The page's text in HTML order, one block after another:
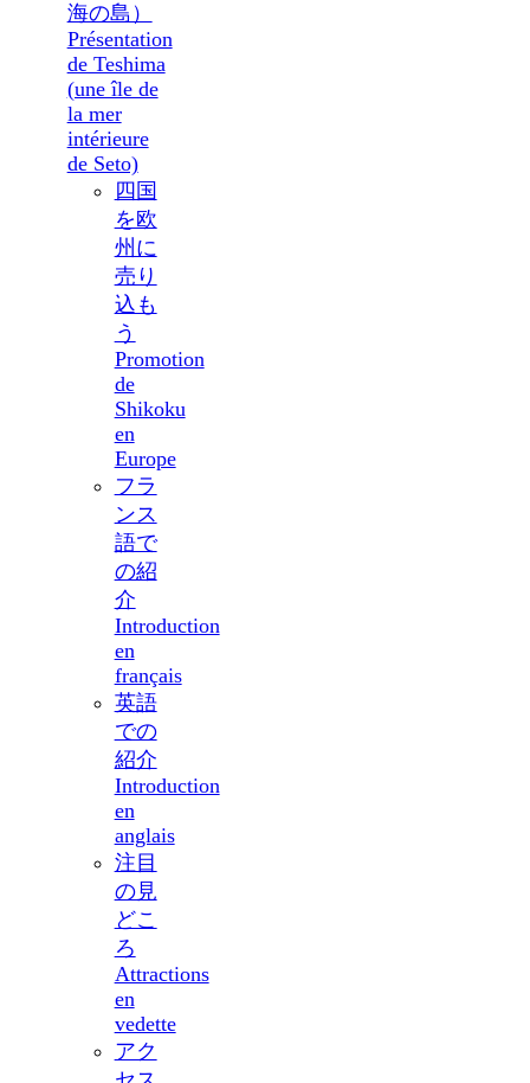
海の島）
Présentation
de Teshima
(une île de
la mer
intérieure
de Seto)
四国
を欧
州に
売り
込も
う
Promotion
de
Shikoku
en
Europe
フラ
ンス
語で
の紹
介
Introduction
en
français
英語
での
紹介
Introduction
en
anglais
注目
の見
どこ
ろ
Attractions
en
vedette
アク